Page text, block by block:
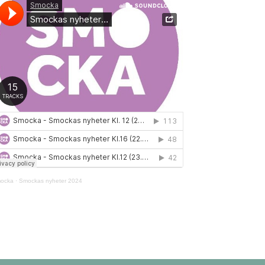
· Smockas nyheter 2024